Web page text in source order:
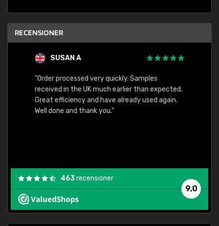
RECENSIONER
SUSAN A
"Order processed very quickly. Samples
received in the UK much earlier than expected.
Great efficiency and have already used again.
Well done and thank you."
9,0
463recensioner